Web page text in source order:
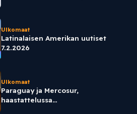
Ulkomaat
Latinalaisen Amerikan uutiset
7.2.2026
Ulkomaat
Paraguay ja Mercosur,
haastattelussa
maatalousyhdistyksen